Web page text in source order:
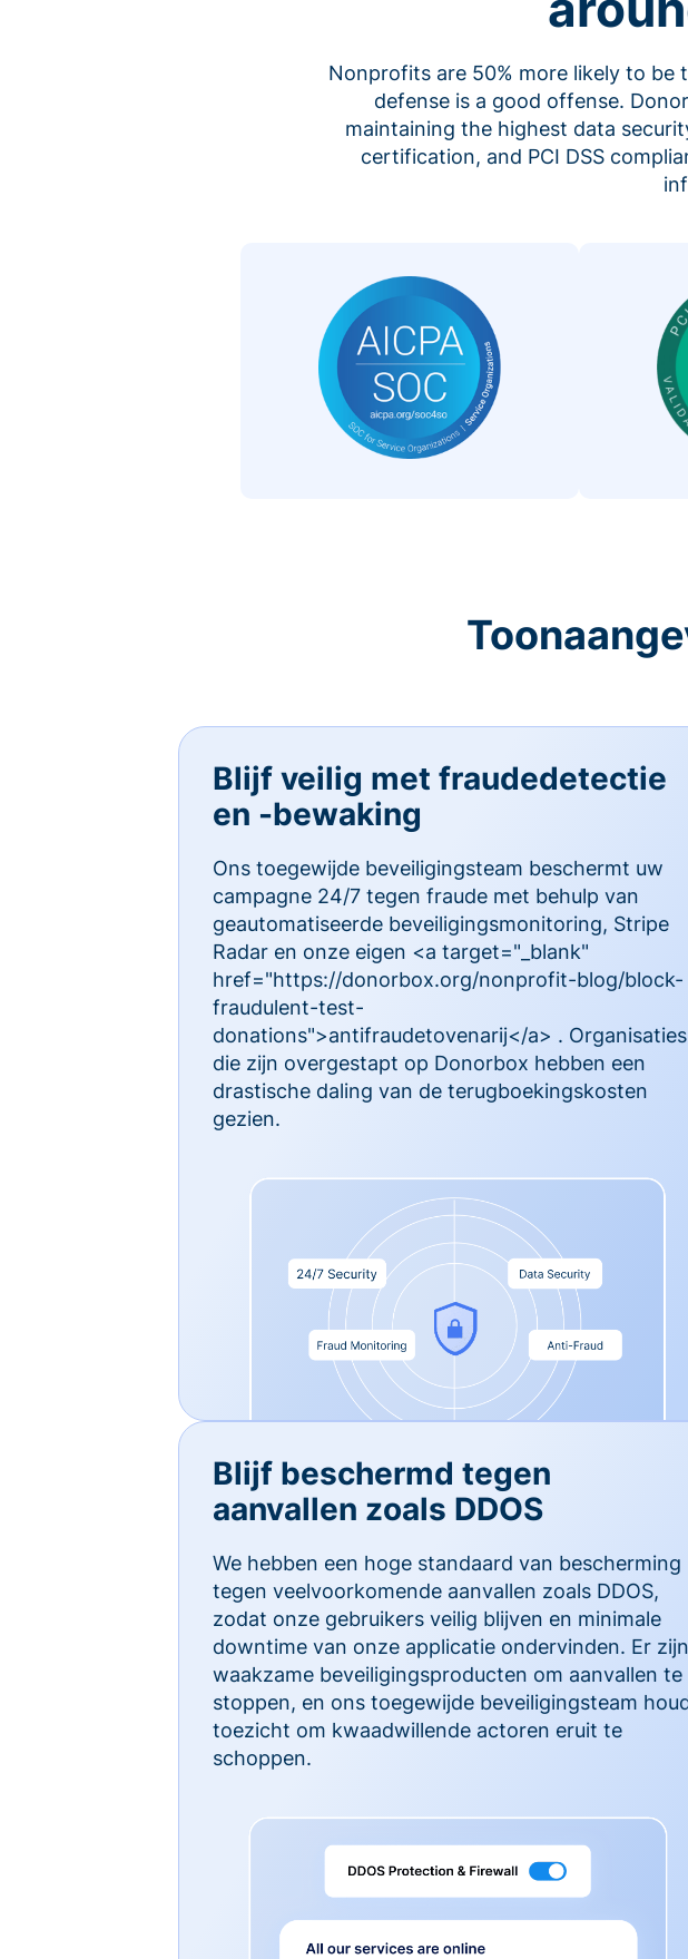
Nonprofits are 50% more likely to be
defense is a good offense.
maintaining the highest data
certification, and PCI DSS
Blijf veilig met fraudedetectie
en -bewaking
Ons toegewijde beveiligingsteam beschermt uw
campagne 24/7 tegen fraude met behulp van
geautomatiseerde beveiligingsmonitoring, Stripe
Radar en onze eigen <a target="_blank"
href="https://donorbox.org/nonprofit-blog/block-
fraudulent-test-
donations">antifraudetovenarij</a> . Organisaties
die zijn overgestapt op Donorbox hebben een
drastische daling van de terugboekingskosten
gezien.
Blijf beschermd tegen
aanvallen zoals DDOS
We hebben een hoge standaard van bescherming
tegen veelvoorkomende aanvallen zoals DDOS,
zodat onze gebruikers veilig blijven en minimale
downtime van onze applicatie ondervinden. Er zijn
waakzame beveiligingsproducten om aanvallen te
stoppen, en ons toegewijde beveiligingsteam
toezicht om kwaadwillende actoren eruit te
schoppen.